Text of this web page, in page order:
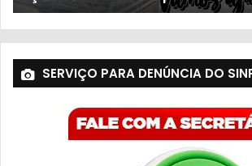
SERVIÇO PARA DENÚNCIA DO